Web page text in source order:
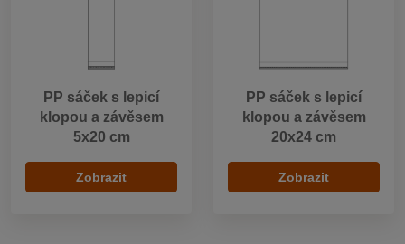
PP sáček s lepicí
klopou a závěsem
5x20 cm
Zobrazit
PP sáček s lepicí
klopou a závěsem
20x24 cm
Zobrazit